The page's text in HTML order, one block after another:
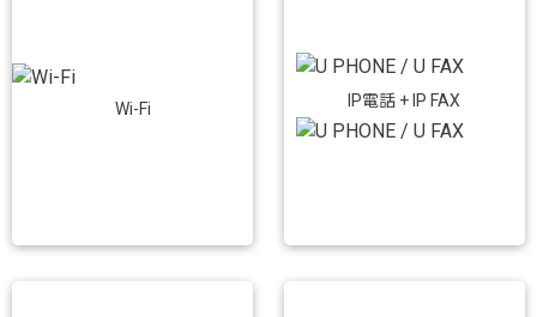
Wi-Fi IP電話 + IP FAX